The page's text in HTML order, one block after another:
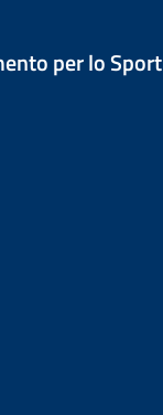
per lo Sport